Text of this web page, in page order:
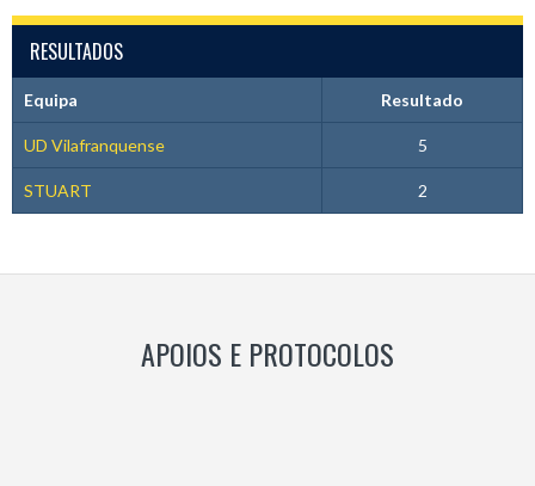
RESULTADOS
Equipa Resultado
UD Vilafranquense 5
STUART 2
APOIOS E PROTOCOLOS